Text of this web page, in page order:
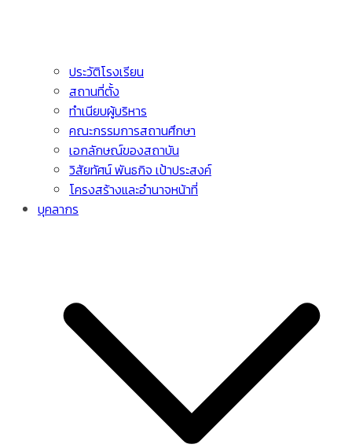
ประวัติโรงเรียน
สถานที่ตั้ง
ทำเนียบผู้บริหาร
คณะกรรมการสถานศึกษา
เอกลักษณ์ของสถาบัน
วิสัยทัศน์ พันธกิจ เป้าประสงค์
โครงสร้างและอำนาจหน้าที่
บุคลากร